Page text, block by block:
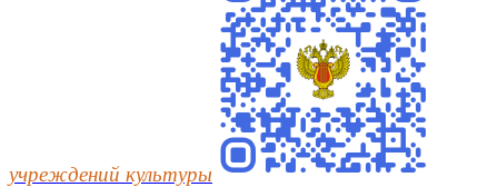
учреждений культуры